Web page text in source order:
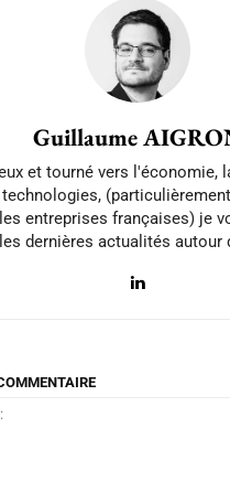
Guillaume
et tourné vers l'économie,
entreprises françaises) je
dernières actualités autour